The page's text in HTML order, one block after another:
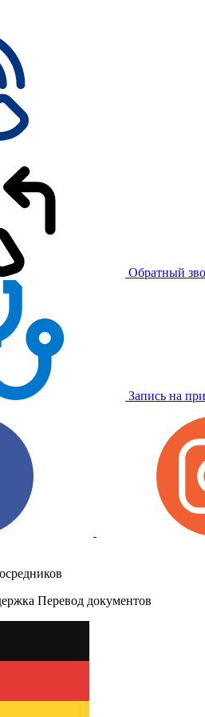
Обратный
Запись на
Перевод документов